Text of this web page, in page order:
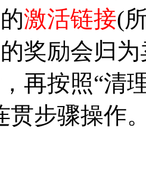
激活链接(
奖励会归
再按照“清
贯步骤操作